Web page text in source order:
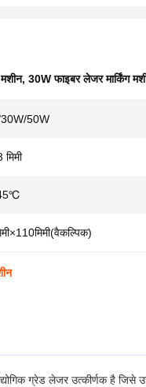
, 30W फाइबर लेजर मार्किंग
50W
ग्रेड लेजर उत्कीर्णक है जिसे